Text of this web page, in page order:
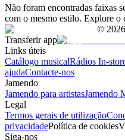
Não foram encontradas faixas
com o mesmo estilo. Explore o
© 2026
Transferir app
Links úteis
Catálogo musicalRádios In-
ajudaContacte-nos
Jamendo
Jamendo para artistasJamendo
Legal
Termos gerais de utilização
privacidadePolítica de cookies
Siga-nos